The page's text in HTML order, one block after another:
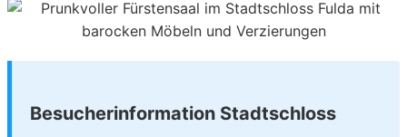
Besucherinformation Stadtschloss